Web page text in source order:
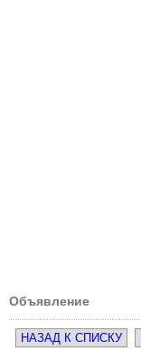
Объявление
НАЗАД К СПИСКУ